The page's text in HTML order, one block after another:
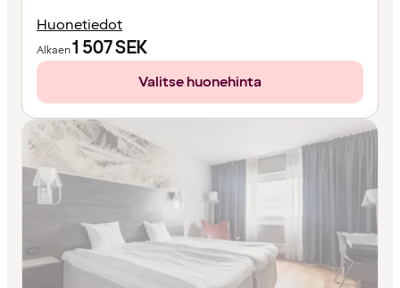
Huonetiedot
Alkaen1 507SEK
Valitse huonehinta